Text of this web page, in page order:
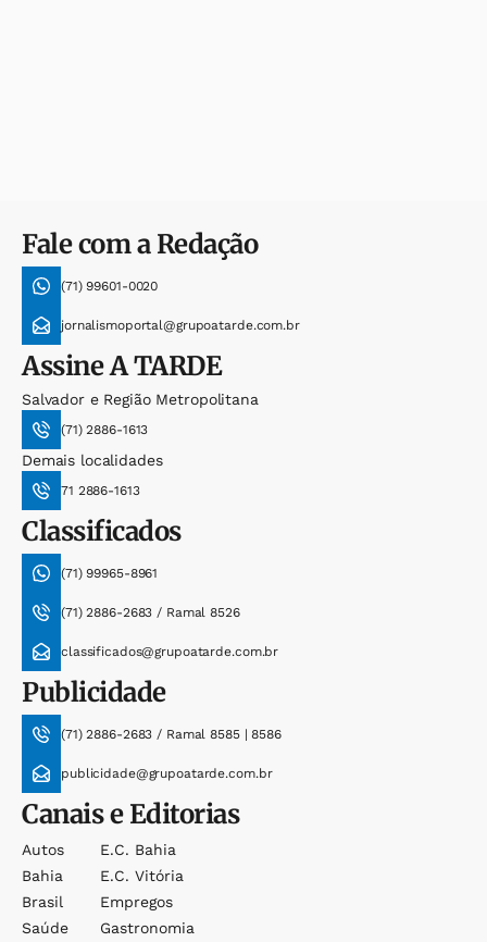
Fale com a Redação
(71) 99601-0020
jornalismoportal@grupoatarde.com.br
AssineA TARDE
Salvador e Região Metropolitana
(71) 2886-1613
Demais localidades
71 2886-1613
Classificados
(71) 99965-8961
(71) 2886-2683 / Ramal 8526
classificados@grupoatarde.com.br
Publicidade
(71) 2886-2683 / Ramal 8585 | 8586
publicidade@grupoatarde.com.br
Canais e Editorias
Autos
Bahia
Brasil
Saúde
E.c. Bahia
E.c. Vitória
Empregos
Gastronomia